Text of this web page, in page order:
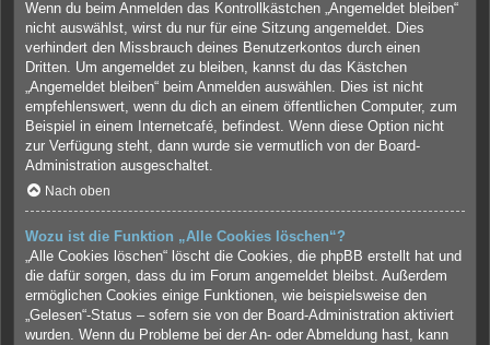
Wenn du beim Anmelden das Kontrollkästchen „Angemeldet bleiben“
nicht auswählst, wirst du nur für eine Sitzung angemeldet. Dies
verhindert den Missbrauch deines Benutzerkontos durch einen
Dritten. Um angemeldet zu bleiben, kannst du das Kästchen
„Angemeldet bleiben“ beim Anmelden auswählen. Dies ist nicht
empfehlenswert, wenn du dich an einem öffentlichen Computer, zum
Beispiel in einem Internetcafé, befindest. Wenn diese Option nicht
zur Verfügung steht, dann wurde sie vermutlich von der Board-
Administration ausgeschaltet.
Nach oben
Wozu ist die Funktion „Alle Cookies löschen“?
„Alle Cookies löschen“ löscht die Cookies, die phpBB erstellt hat und
die dafür sorgen, dass du im Forum angemeldet bleibst. Außerdem
ermöglichen Cookies einige Funktionen, wie beispielsweise den
„Gelesen“-Status – sofern sie von der Board-Administration aktiviert
wurden. Wenn du Probleme bei der An- oder Abmeldung hast, kann